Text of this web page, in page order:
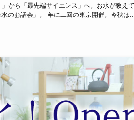
から「最先端サイエンス」へ。お水が教え
のお話会」。 年に二回の東京開催。今秋は